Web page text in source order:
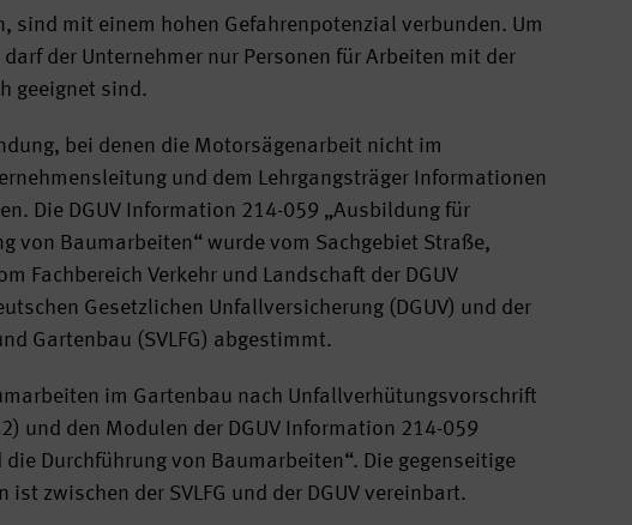
sind mit einem hohen Gefahrenpotenzial verbunden. Um
der Unternehmer nur Personen für Arbeiten mit der
geeignet sind.
bei denen die Motorsägenarbeit nicht im
und dem Lehrgangsträger Informationen
Die DGUV Information 214-059 „Ausbildung für
von Baumarbeiten“ wurde vom Sachgebiet Straße,
Fachbereich Verkehr und Landschaft der DGUV
Gesetzlichen Unfallversicherung (DGUV) und der
Gartenbau (SVLFG) abgestimmt.
im Gartenbau nach Unfallverhütungsvorschrift
und den Modulen der DGUV Information 214-059
Durchführung von Baumarbeiten“. Die gegenseitige
zwischen der SVLFG und der DGUV vereinbart.